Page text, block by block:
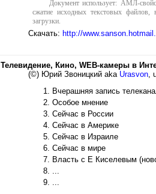
Документ использует: АМЛ-
сжатие исходных текстовых
загрузки.
Скачать: http://
Телевидение, Кино, WEB-камеры в
(©) Юрий Звоницкий aka Urasvon ,
Вчерашняя запись
Особое мнение
Сейчас в России
Сейчас в Америке
Сейчас в Израиле
Сейчас в мире
Власть с Е Киселевым
...
...